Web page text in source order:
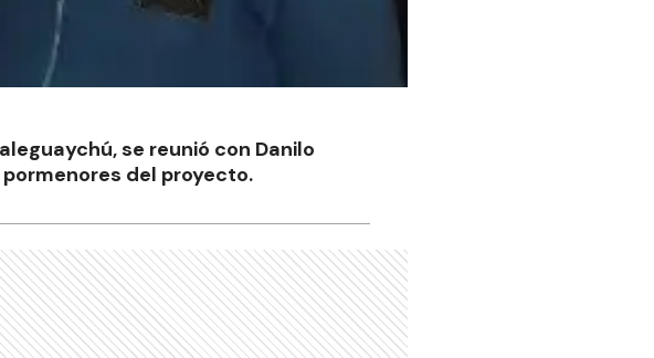
se reunió con Danilo
del proyecto.